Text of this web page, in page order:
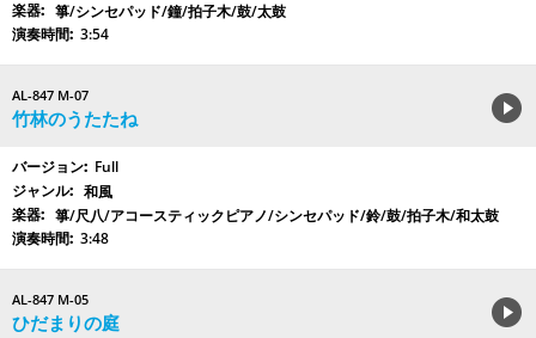
箏/シンセパッド/鐘/拍子木/鼓/太鼓
3:54
AL-847 M-07
竹林のうたたね
Full
和風
箏/尺八/アコースティックピアノ/シンセパッド/鈴/鼓/拍子木/和太鼓
3:48
AL-847 M-05
ひだまりの庭